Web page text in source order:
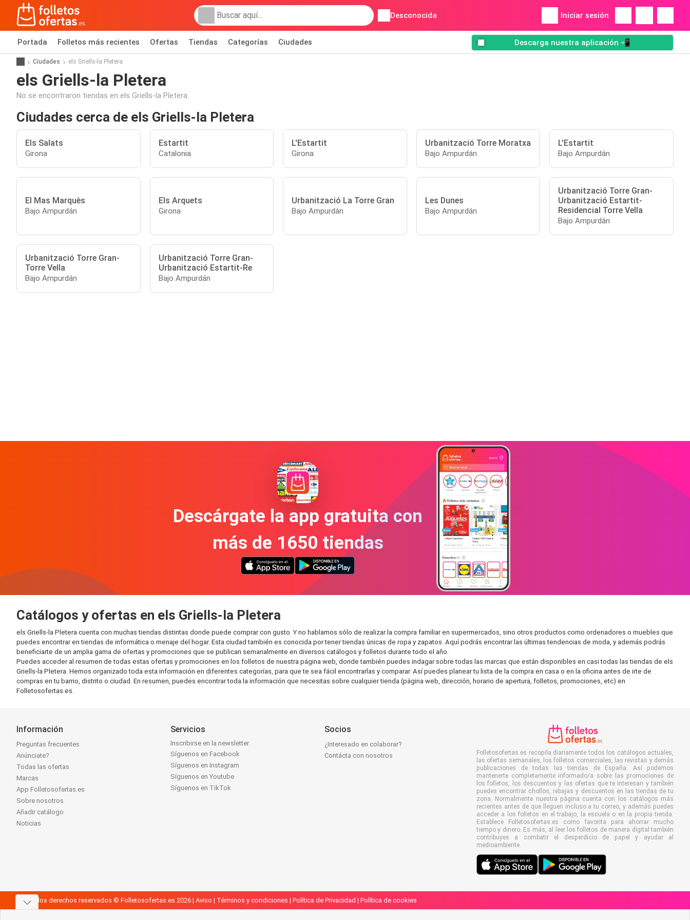
Desconocida Iniciar sesión
Portada Folletos más recientes Ofertas Tiendas Categorías Ciudades Descarga nuestra aplicación 📲
Ciudades els Griells-la Pletera
els Griells-la Pletera
No se encontraron tiendas en els Griells-la Pletera.
Ciudades cerca de els Griells-la Pletera
Els Salats
Girona
Estartit
Catalonia
L'Estartit
Girona
Urbanització Torre Moratxa
Bajo Ampurdán
L'Estartit
Bajo Ampurdán
El Mas Marquès
Bajo Ampurdán
Els Arquets
Girona
Urbanització La Torre Gran
Bajo Ampurdán
Les Dunes
Bajo Ampurdán
Urbanització Torre Gran-
Urbanització Estartit-
Residencial Torre Vella
Bajo Ampurdán
Urbanització Torre Gran-
Torre Vella
Bajo Ampurdán
Urbanització Torre Gran-
Urbanització Estartit-Re
Bajo Ampurdán
Descárgate la app gratuita con
más de 1650 tiendas
Catálogos y ofertas en els Griells-la Pletera
els Griells-la Pletera cuenta con muchas tiendas distintas donde puede comprar con gusto. Y no hablamos sólo de realizar la compra familiar en supermercados, sino otros productos como ordenadores o muebles que
puedes encontrar en tiendas de informática o menaje del hogar. Esta ciudad también es conocida por tener tiendas únicas de ropa y zapatos. Aquí podrás encontrar las últimas tendencias de moda, y además podrás
beneficiarte de un amplia gama de ofertas y promociones que se publican semanalmente en diversos catálogos y folletos durante todo el año.
Puedes acceder al resumen de todas estas ofertas y promociones en los folletos de nuestra página web, donde también puedes indagar sobre todas las marcas que están disponibles en casi todas las tiendas de els
Griells-la Pletera. Hemos organizado toda esta información en diferentes categorías, para que te sea fácil encontrarlas y comparar. Así puedes planear tu lista de la compra en casa o en la oficina antes de irte de
compras en tu barrio, distrito o ciudad. En resumen, puedes encontrar toda la información que necesitas sobre cualquier tienda (página web, dirección, horario de apertura, folletos, promociones, etc) en
Folletosofertas.es.
Información
Preguntas frecuentes
Anúnciate?
Todas las ofertas
Marcas
App Folletosofertas.es
Sobre nosotros
Añadir catálogo
Noticias
Servicios
Inscribirse en la newsletter
Síguenos en Facebook
Síguenos en Instagram
Síguenos en Youtube
Síguenos en TikTok
Socios
¿Interesado en colaborar?
Contácta con nosotros
Folletosofertas.es recopila diariamente todos los catálogos actuales,
las ofertas semanales, los folletos comerciales, las revistas y demás
publicaciones de todas las tiendas de España. Así podemos
mantenerte completamente informado/a sobre las promociones de
los folletos, los descuentos y las ofertas que te interesan y también
puedes encontrar chollos, rebajas y descuentos en las tiendas de tu
zona. Normalmente nuestra página cuenta con los catálogos más
recientes antes de que lleguen incluso a tu correo, y además puedes
acceder a los folletos en el trabajo, la escuela o en la propia tienda.
Establece Folletosofertas.es como favorita para ahorrar mucho
tiempo y dinero. Es más, al leer los folletos de manera digital también
contribuyes a combatir el desperdicio de papel y ayudar al
medioambiente.
Todos los derechos reservados © Folletosofertas.es 2026 | Aviso | Términos y condiciones | Política de Privacidad | Política de cookies